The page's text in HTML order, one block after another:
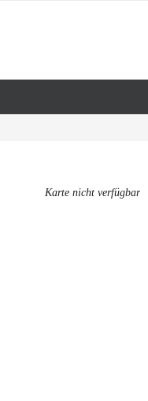
Karte nicht verfügbar